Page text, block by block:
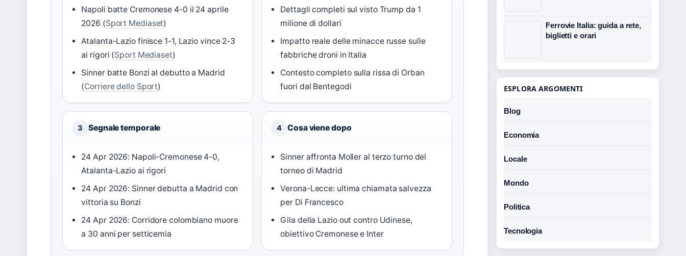
Napoli batte Cremonese 4-0 il 24 aprile
2026 (Sport Mediaset)
Atalanta-Lazio finisce 1-1, Lazio vince 2-3
ai rigori (Sport Mediaset)
Sinner batte Bonzi al debutto a Madrid
(Corriere dello Sport)
Dettagli completi sul visto Trump da 1
milione di dollari
Impatto reale delle minacce russe sulle
fabbriche droni in Italia
Contesto completo sulla rissa di Orban
fuori dal Bentegodi
3 Segnale temporale
24 Apr 2026: Napoli-Cremonese 4-0,
Atalanta-Lazio ai rigori
24 Apr 2026: Sinner debutta a Madrid con
vittoria su Bonzi
24 Apr 2026: Corridore colombiano muore
a 30 anni per setticemia
4 Cosa viene dopo
Sinner affronta Moller al terzo turno del
torneo di Madrid
Verona-Lecce: ultima chiamata salvezza
per Di Francesco
Gila della Lazio out contro Udinese,
obiettivo Cremonese e Inter
Ferrovie Italia: guida a rete,
biglietti e orari
ESPLORA ARGOMENTI
Blog
Economia
Locale
Mondo
Politica
Tecnologia